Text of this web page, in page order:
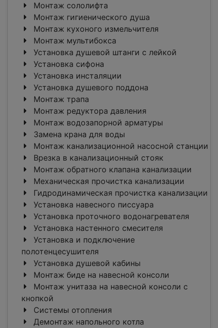
Монтаж сололифта
Монтаж гигиенического душа
Монтаж кухоного измельчителя
Монтаж мультибокса
Установка душевой штанги с лейкой
Установка сифона
Установка инсталяции
Установка душевого поддона
Монтаж трапа
Монтаж редуктора давления
Монтаж водозапорной арматуры
Замена крана для воды
Монтаж канализационной насосной станции
Врезка в канализационный стояк
Монтаж обратного клапана канализации
Механическая прочистка канализации
Гидродинамическая прочистка канализации
Установка навесного писсуара
Установка проточного водонагревателя
Установка настенного смесителя
Установка и подключение
полотенцесушителя
Установка душевой кабины
Монтаж биде на навесной консоли
Монтаж унитаза на навесной консоли с
кнопкой
Системы отопления
Демонтаж напольного котла